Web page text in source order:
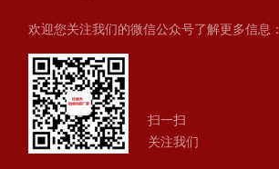
欢迎您关注我们的微信公众号了解更多信息：
扫一扫
关注我们